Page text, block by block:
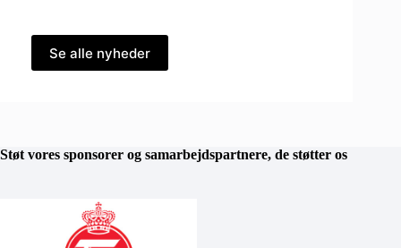
Se alle nyheder
Støt vores sponsorer og samarbejdspartnere, de støtter os